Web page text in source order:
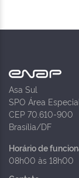
Asa Sul
SPO Área
CEP 70.610-900
Brasília/DF
Horário de
08h00 às 18h00